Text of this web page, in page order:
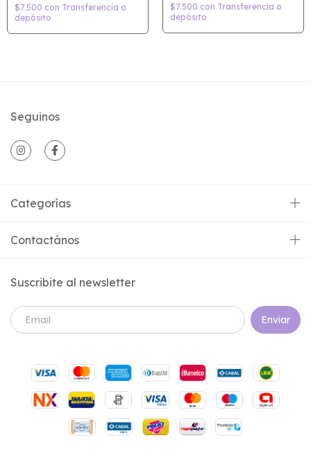
$7.500 con Transferencia o
depósito
$7.500 con Transferencia o
depósito
Seguinos
Categorías
Contactános
Suscribite al newsletter